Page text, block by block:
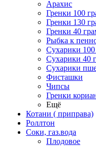
Арахис
Гренки 100
Гренки 130
Гренки 40
Рыбка к
Сухарики
Сухарики 40
Сухарики
Фисташки
Чипсы
Гренки
Ещё
Котани ( приправа)
Роллтон
Соки, газ.вода
Плодовое